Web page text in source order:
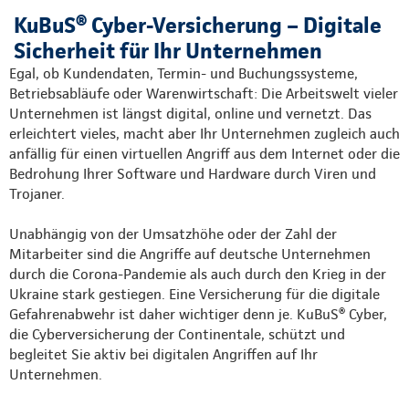
KuBuS® Cyber-Versicherung – Digitale
Sicherheit für Ihr Unternehmen
Egal, ob Kundendaten, Termin- und Buchungssysteme,
Betriebsabläufe oder Warenwirtschaft: Die Arbeitswelt vieler
Unternehmen ist längst digital, online und vernetzt. Das
erleichtert vieles, macht aber Ihr Unternehmen zugleich auch
anfällig für einen virtuellen Angriff aus dem Internet oder die
Bedrohung Ihrer Software und Hardware durch Viren und
Trojaner.
Unabhängig von der Umsatzhöhe oder der Zahl der
Mitarbeiter sind die Angriffe auf deutsche Unternehmen
durch die Corona-Pandemie als auch durch den Krieg in der
Ukraine stark gestiegen. Eine Versicherung für die digitale
Gefahrenabwehr ist daher wichtiger denn je. KuBuS® Cyber,
die Cyberversicherung der Continentale, schützt und
begleitet Sie aktiv bei digitalen Angriffen auf Ihr
Unternehmen.